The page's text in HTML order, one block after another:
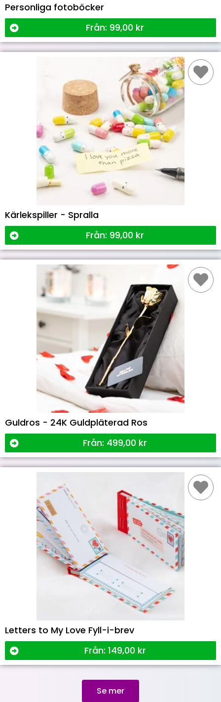
Personliga fotoböcker
Från: 99,00 kr
Kärlekspiller - Spralla
Från: 99,00 kr
Guldros - 24K Guldpläterad Ros
Från: 499,00 kr
Letters to My Love Fyll-i-brev
Från: 149,00 kr
Se mer